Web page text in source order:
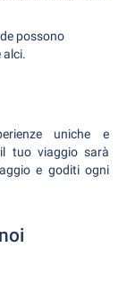
possono
uniche e
tuo viaggio sarà
e goditi ogni